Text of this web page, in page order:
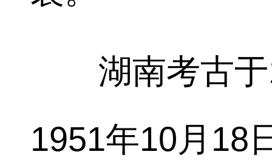
湖南考古于
1951年10月18